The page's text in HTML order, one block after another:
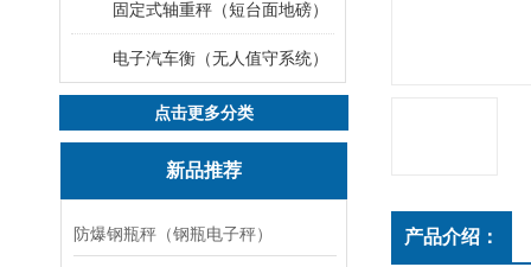
固定式轴重秤（短台面地磅）
电子汽车衡（无人值守系统）
点击更多分类
新品推荐
防爆钢瓶秤（钢瓶电子秤） 产品介绍：